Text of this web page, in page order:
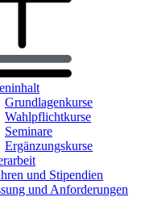
Grundlagenkurse
Wahlpflichtkurse
Seminare
Ergänzungskurse
und Stipendien
und Anforderungen